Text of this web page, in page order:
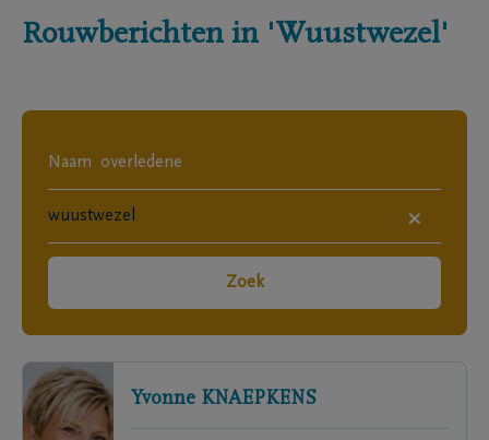
Rouwberichten in 'Wuustwezel'
×
Zoek
Yvonne KNAEPKENS